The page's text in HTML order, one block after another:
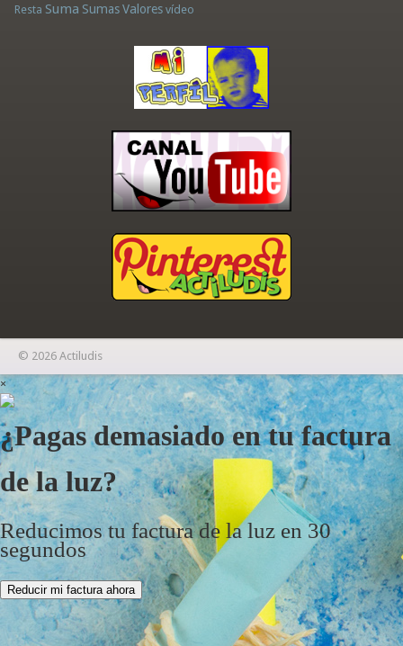
Resta Suma Sumas Valores vídeo
© 2026 Actiludis
×
¿Pagas demasiado en tu factura
de la luz?
Reducimos tu factura de la luz en 30
segundos
Reducir mi factura ahora